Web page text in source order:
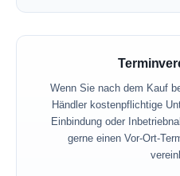
Wenn Sie nach dem Kauf
Händler kostenpflichtige
Einbindung oder
gerne einen Vor-Ort-